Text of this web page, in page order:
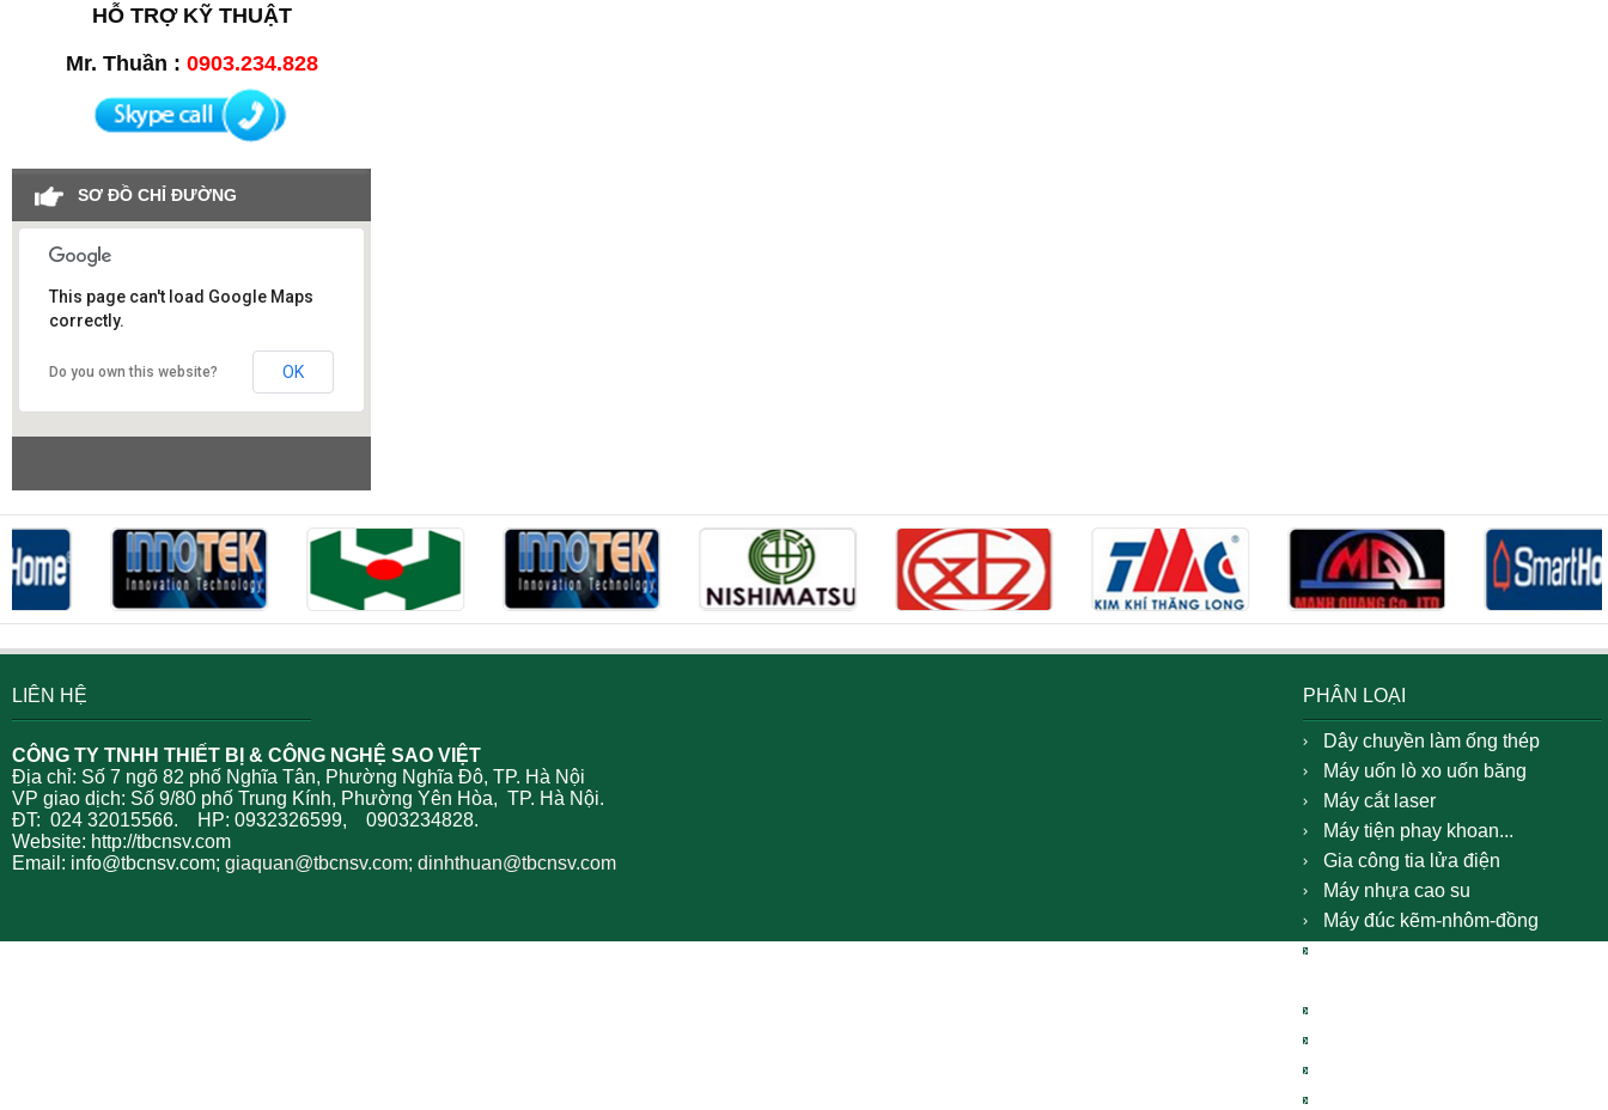
HỖ TRỢ KỸ THUẬT
Mr. Thuần : 0903.234.828
SƠ ĐỒ CHỈ ĐƯỜNG
Công ty SAO VIỆT
This page can't load Google Maps
correctly.
Do you own this website? OK
LIÊN HỆ
CÔNG TY TNHH THIẾT BỊ & CÔNG NGHỆ SAO VIỆT
Địa chỉ: Số 7 ngõ 82 phố Nghĩa Tân, Phường Nghĩa Đô, TP. Hà Nội
VP giao dịch: Số 9/80 phố Trung Kính, Phường Yên Hòa, TP. Hà Nội.
ĐT: 024 32015566. HP: 0932326599, 0903234828.
Website: http://tbcnsv.com
Email: info@tbcnsv.com; giaquan@tbcnsv.com; dinhthuan@tbcnsv.com
PHÂN LOẠI
Dây chuyền làm ống thép
Máy uốn lò xo uốn băng
Máy cắt laser
Máy tiện phay khoan...
Gia công tia lửa điện
Máy nhựa cao su
Máy đúc kẽm-nhôm-đồng